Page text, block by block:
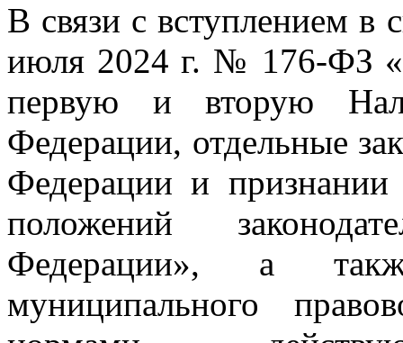
В связи с вступлением в
июля 2024 г. № 176-ФЗ
первую и вторую
Федерации, отдельные
Федерации и
положений
Федерации», а
муниципального